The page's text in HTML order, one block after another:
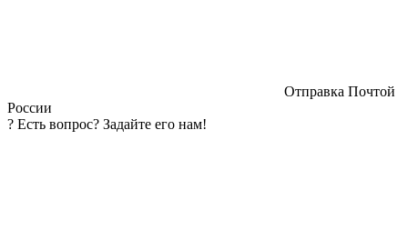
Отправка Почтой
России
? Есть вопрос? Задайте его нам!